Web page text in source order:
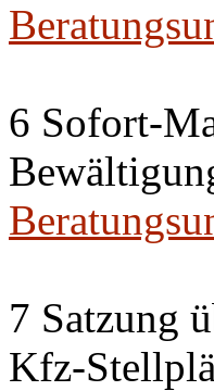
6 Sofort-
7 Satzung
Kfz-